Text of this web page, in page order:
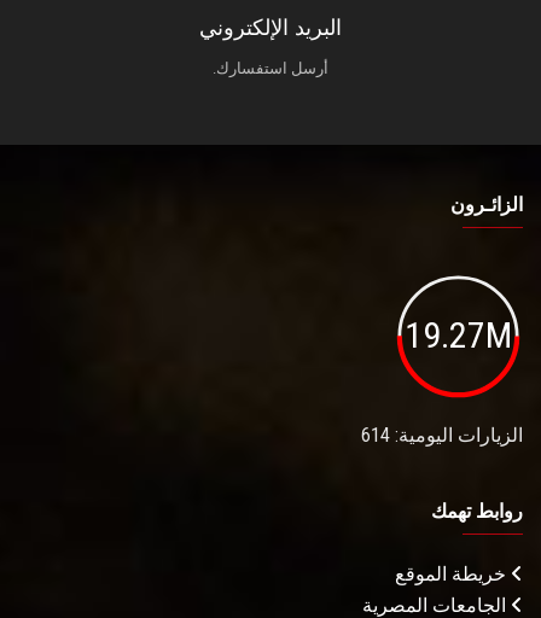
البريد الإلكتروني
أرسل استفسارك.
الزائـرون
19.27M
الزيارات اليومية: 614
روابط تهمك
خريطة الموقع
الجامعات المصرية